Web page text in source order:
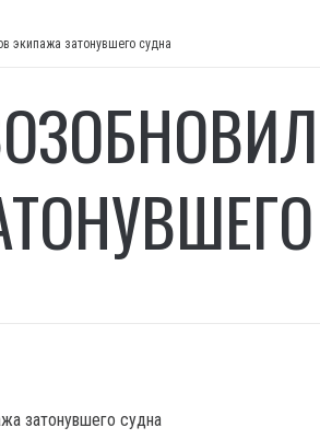
экипажа затонувшего судна